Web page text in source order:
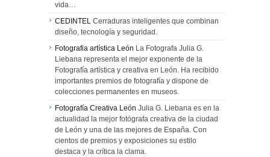
vida…
CEDINTEL Cerraduras inteligentes que combinan
diseño, tecnología y seguridad.
Fotografia artística León La Fotografa Julia G.
Liebana representa el mejor exponente de la
Fotografía artística y creativa en León. Ha recibido
importantes premios de fotografía y dispone de
colecciones permanentes en museos.
Fotografía Creativa León Julia G. Liebana es en la
actualidad la mejor fotógrafa creativa de la ciudad
de León y una de las mejores de España. Con
cientos de premios y exposiciones su estilo
destaca y la crítica la clama.